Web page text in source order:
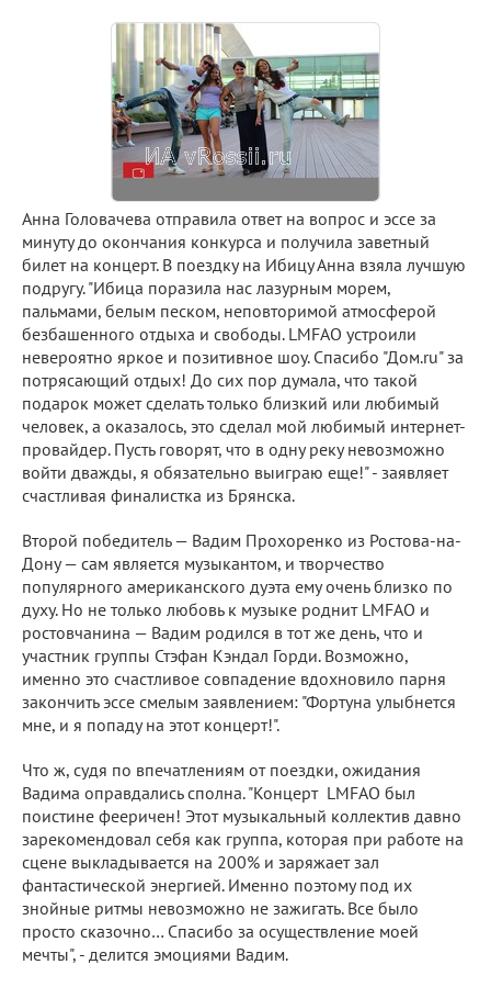
Анна Головачева отправила ответ на вопрос и эссе за
минуту до окончания конкурса и получила заветный
билет на концерт. В поездку на Ибицу Анна взяла лучшую
подругу. "Ибица поразила нас лазурным морем,
пальмами, белым песком, неповторимой атмосферой
безбашенного отдыха и свободы. LMFAO устроили
невероятно яркое и позитивное шоу. Спасибо "Дом.ru" за
потрясающий отдых! До сих пор думала, что такой
подарок может сделать только близкий или любимый
человек, а оказалось, это сделал мой любимый интернет-
провайдер. Пусть говорят, что в одну реку невозможно
войти дважды, я обязательно выиграю еще!" - заявляет
счастливая финалистка из Брянска.
Второй победитель — Вадим Прохоренко из Ростова-на-
Дону — сам является музыкантом, и творчество
популярного американского дуэта ему очень близко по
духу. Но не только любовь к музыке роднит LMFAO и
ростовчанина — Вадим родился в тот же день, что и
участник группы Стэфан Кэндал Горди. Возможно,
именно это счастливое совпадение вдохновило парня
закончить эссе смелым заявлением: "Фортуна улыбнется
мне, и я попаду на этот концерт!".
Что ж, судя по впечатлениям от поездки, ожидания
Вадима оправдались сполна. "Концерт LMFAO был
поистине фееричен! Этот музыкальный коллектив давно
зарекомендовал себя как группа, которая при работе на
сцене выкладывается на 200% и заряжает зал
фантастической энергией. Именно поэтому под их
знойные ритмы невозможно не зажигать. Все было
просто сказочно… Спасибо за осуществление моей
мечты", - делится эмоциями Вадим.